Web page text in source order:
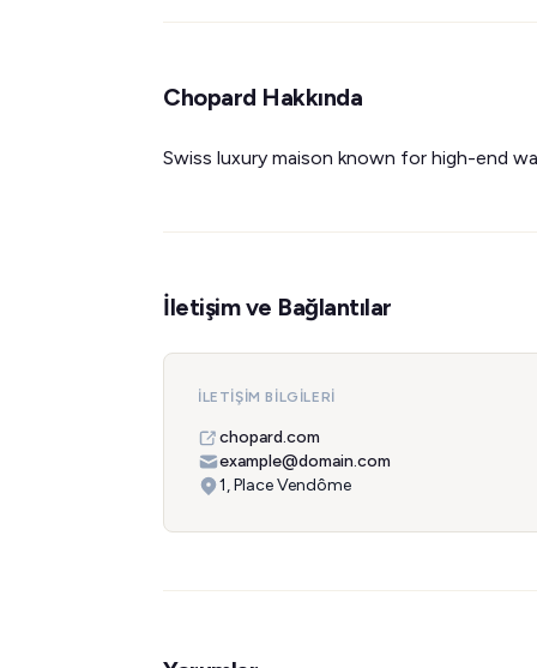
Chopard Hakkında
Swiss luxury maison known for high-end
İletişim ve Bağlantılar
İLETIŞIM BILGILERI
chopard.com
example@domain.com
1, Place Vendôme